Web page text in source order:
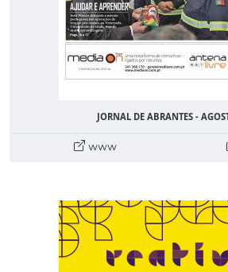
JORNAL DE ABRANTES -
www